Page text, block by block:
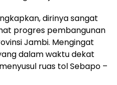
dirinya sangat
progres pembangunan
Jambi. Mengingat
dalam waktu dekat
ruas tol Sebapo –